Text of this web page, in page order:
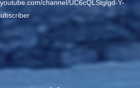
channel/UC6cQLStglgd-Y-